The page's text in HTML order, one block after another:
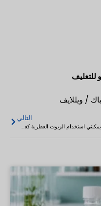
للتغليف
/ ويللايف
التالي
هل يمكنني استخدام الزيوت العطرية كعطر؟ دليل استخدامات الزيوت العطرية